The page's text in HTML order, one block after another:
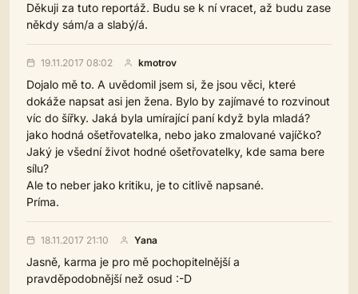
Děkuji za tuto reportáž. Budu se k ní vracet, až budu zase
někdy sám/a a slabý/á.
19.11.2017 08:02 kmotrov
Dojalo mě to. A uvědomil jsem si, že jsou věci, které
dokáže napsat asi jen žena. Bylo by zajímavé to rozvinout
víc do šířky. Jaká byla umírající paní když byla mladá?
jako hodná ošetřovatelka, nebo jako zmalované vajíčko?
Jaký je všední život hodné ošetřovatelky, kde sama bere
sílu?
Ale to neber jako kritiku, je to citlivě napsané.
Príma.
18.11.2017 21:10 Yana
Jasně, karma je pro mě pochopitelnější a
pravděpodobnější než osud :-D